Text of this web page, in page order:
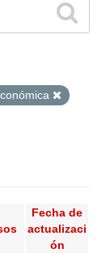
Fecha de
actualizaci
ón